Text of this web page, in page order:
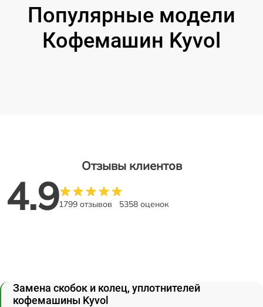
Популярные модели
Кофемашин Kyvol
Отзывы клиентов
4.91799 отзывов 5358 оценок
Замена скобок и колец, уплотнителей
кофемашины Kyvol